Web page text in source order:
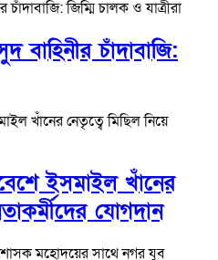
বাহিনীর চাঁদাবাজি:
ইসমাইল খাঁনের
যোগদান